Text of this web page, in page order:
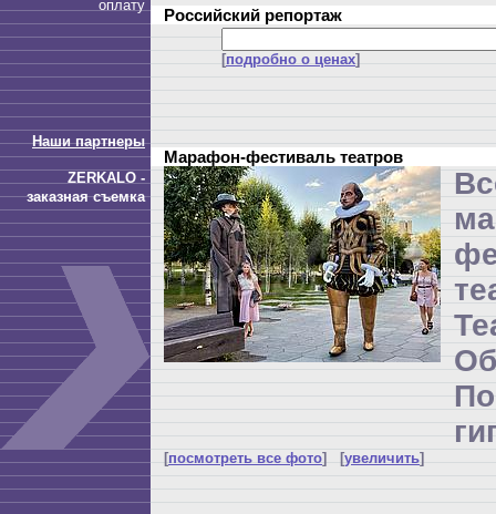
оплату
Наши партнеры
ZERKALO -
заказная съемка
Российский репортаж
[подробно о ценах]
Марафон-фестиваль театров
[посмотреть все фото] [увеличить]